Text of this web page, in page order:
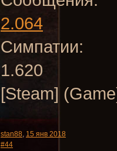
2.064
Симпатии:
1.620
[Steam]
stan88, 15 янв 2018
#44